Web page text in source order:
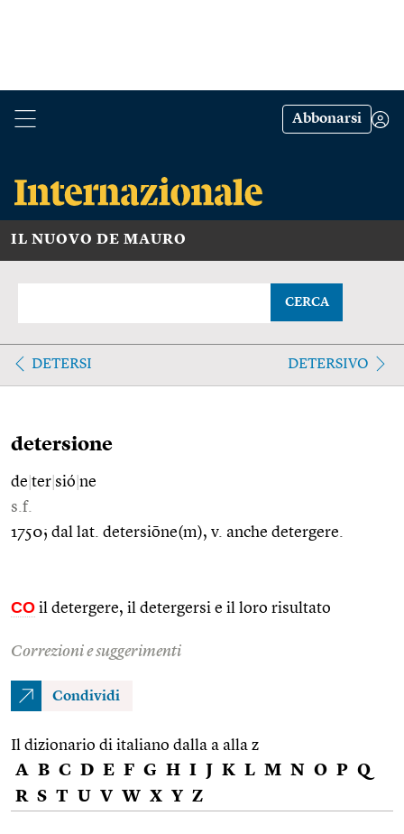
Abbonarsi
IL NUOVO DE MAURO
CERCA
DETERSI DETERSIVO
detersione
de ter sió ne
s.f.
1750; dal lat. detersiōne(m), v. anche detergere.
CO il detergere, il detergersi e il loro risultato
Correzioni e suggerimenti
Condividi
Il dizionario di italiano dalla a alla z
A B C D E F G H I J K L M N O P Q
R S T U V W X Y Z